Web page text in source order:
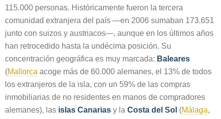
115.000 personas. Históricamente fueron la tercera
comunidad extranjera del país —en 2006 sumaban 173.651
junto con suizos y austriacos—, aunque en los últimos años
han retrocedido hasta la undécima posición. Su
concentración geográfica es muy marcada: Baleares
(Mallorca acoge más de 60.000 alemanes, el 13% de todos
los extranjeros de la isla, con un 59% de las compras
inmobiliarias de no residentes en manos de compradores
alemanes), las islas Canarias y la Costa del Sol (Málaga,